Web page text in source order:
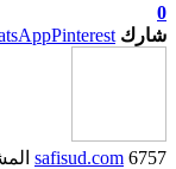
0
شارك Pinterest
safisud.com 6757 المشاركات